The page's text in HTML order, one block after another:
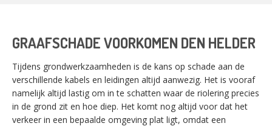
GRAAFSCHADE VOORKOMEN DEN HELDER
Tijdens grondwerkzaamheden is de kans op schade aan de
verschillende kabels en leidingen altijd aanwezig. Het is vooraf
namelijk altijd lastig om in te schatten waar de riolering precies
in de grond zit en hoe diep. Het komt nog altijd voor dat het
verkeer in een bepaalde omgeving plat ligt, omdat een